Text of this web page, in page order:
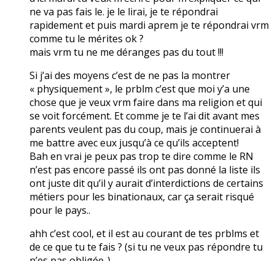
ne va pas fais le. je le lirai, je te répondrai
rapidement et puis mardi aprem je te répondrai vrm
comme tu le mérites ok ?
mais vrm tu ne me déranges pas du tout !!!
Si j’ai des moyens c’est de ne pas la montrer
« physiquement », le prblm c’est que moi y’a une
chose que je veux vrm faire dans ma religion et qui
se voit forcément. Et comme je te l’ai dit avant mes
parents veulent pas du coup, mais je continuerai à
me battre avec eux jusqu’à ce qu’ils acceptent!
Bah en vrai je peux pas trop te dire comme le RN
n’est pas encore passé ils ont pas donné la liste ils
ont juste dit qu’il y aurait d’interdictions de certains
métiers pour les binationaux, car ça serait risqué
pour le pays..
ahh c’est cool, et il est au courant de tes prblms et
de ce que tu te fais ? (si tu ne veux pas répondre tu